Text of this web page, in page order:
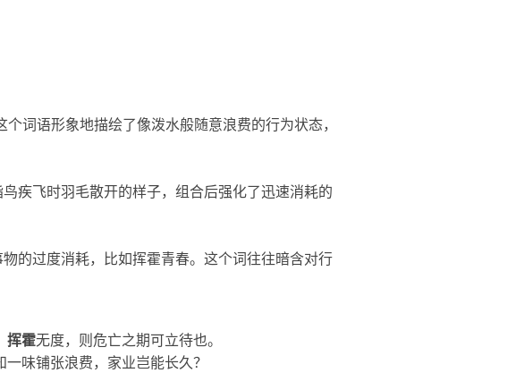
词语形象地描绘了像泼水般随意浪费的行为状态，
疾飞时羽毛散开的样子，组合后强化了迅速消耗的
的过度消耗，比如挥霍青春。这个词往往暗含对行
挥霍无度，则危亡之期可立待也。
味铺张浪费，家业岂能长久？